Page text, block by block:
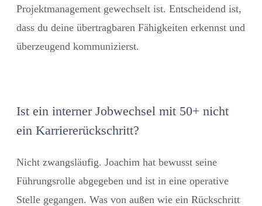
Projektmanagement gewechselt ist. Entscheidend ist,
dass du deine übertragbaren Fähigkeiten erkennst und
überzeugend kommunizierst.
Ist ein interner Jobwechsel mit 50+ nicht
ein Karriererückschritt?
Nicht zwangsläufig. Joachim hat bewusst seine
Führungsrolle abgegeben und ist in eine operative
Stelle gegangen. Was von außen wie ein Rückschritt